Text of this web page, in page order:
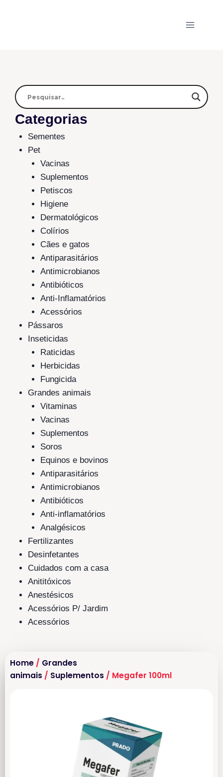
Categorias
Sementes
Pet
Vacinas
Suplementos
Petiscos
Higiene
Dermatológicos
Colírios
Cães e gatos
Antiparasitários
Antimicrobianos
Antibióticos
Anti-Inflamatórios
Acessórios
Pássaros
Inseticidas
Raticidas
Herbicidas
Fungicida
Grandes animais
Vitaminas
Vacinas
Suplementos
Soros
Equinos e bovinos
Antiparasitários
Antimicrobianos
Antibióticos
Anti-inflamatórios
Analgésicos
Fertilizantes
Desinfetantes
Cuidados com a casa
Anititóxicos
Anestésicos
Acessórios P/ Jardim
Acessórios
Home / Grandes
animais / Suplementos / Megafer 100ml